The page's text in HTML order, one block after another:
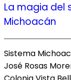
La magia del
Michoacán
Sistema
José Rosas